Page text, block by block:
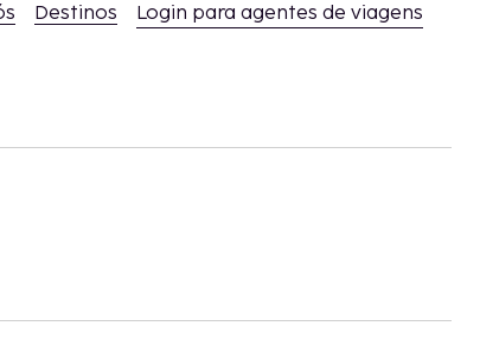
Destinos Login para agentes de viagens